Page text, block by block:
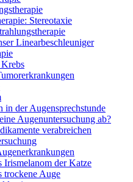
Stereotaxie
Linearbeschleuniger
in der Augensprechstunde
Augenuntersuchung ab?
verabreichen
Irismelanom der Katze
trockene Auge